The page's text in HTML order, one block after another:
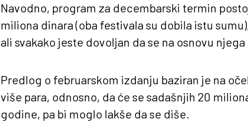
Navodno, program za decembarski termin
miliona dinara (oba festivala su dobila istu
ali svakako jeste dovoljan da se na osnovu
Predlog o februarskom izdanju baziran je na
više para, odnosno, da će se sadašnjih 20
godine, pa bi moglo lakše da se diše.